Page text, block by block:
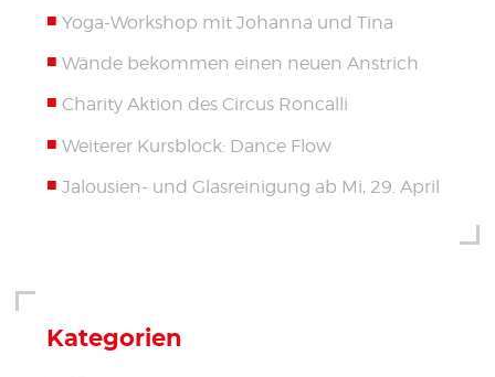
Yoga-Workshop mit Johanna und Tina
Wände bekommen einen neuen Anstrich
Charity Aktion des Circus Roncalli
Weiterer Kursblock: Dance Flow
Jalousien- und Glasreinigung ab Mi, 29. April
Kategorien